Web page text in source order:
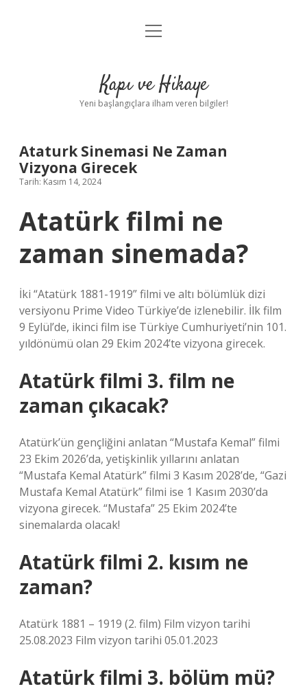
Anasayfa
Yasal Uyarı
menüyü
Kapı ve Hikaye
Yeni başlangıçlara ilham veren bilgiler!
Ataturk Sinemasi Ne Zaman
Vizyona Girecek
Tarih: Kasım 14, 2024
Atatürk filmi ne
zaman sinemada?
İki “Atatürk 1881-1919” filmi ve altı bölümlük dizi
versiyonu Prime Video Türkiye’de izlenebilir. İlk film
9 Eylül’de, ikinci film ise Türkiye Cumhuriyeti’nin 101.
yıldönümü olan 29 Ekim 2024’te vizyona girecek.
Atatürk filmi 3. film ne
zaman çıkacak?
Atatürk’ün gençliğini anlatan “Mustafa Kemal” filmi
23 Ekim 2026’da, yetişkinlik yıllarını anlatan
“Mustafa Kemal Atatürk” filmi 3 Kasım 2028’de, “Gazi
Mustafa Kemal Atatürk” filmi ise 1 Kasım 2030’da
vizyona girecek. “Mustafa” 25 Ekim 2024’te
sinemalarda olacak!
Atatürk filmi 2. kısım ne
zaman?
Atatürk 1881 – 1919 (2. film) Film vizyon tarihi
25.08.2023 Film vizyon tarihi 05.01.2023
Atatürk filmi 3. bölüm mü?